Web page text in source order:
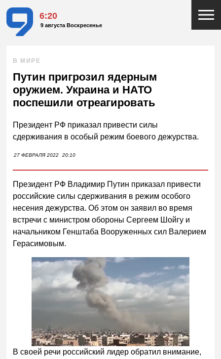
6:20
9 августа Воскресенье
В МИРЕ
Путин пригрозил ядерным
оружием. Украина и НАТО
поспешили отреагировать
Президент РФ приказал привести силы
сдерживания в особый режим боевого дежурства.
27 ФЕВРАЛЯ 2022 20:10
Президент РФ Владимир Путин приказал привести
российские силы сдерживания в режим особого
несения дежурства. Об этом он заявил во время
встречи с министром обороны Сергеем Шойгу и
начальником Генштаба Вооруженных сил Валерием
Герасимовым.
В своей речи российский лидер обратил внимание,